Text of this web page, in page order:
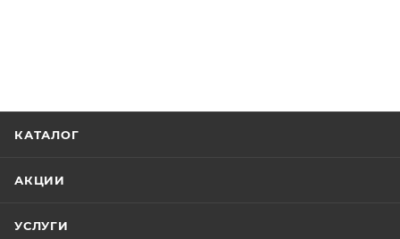
КАТАЛОГ
АКЦИИ
УСЛУГИ